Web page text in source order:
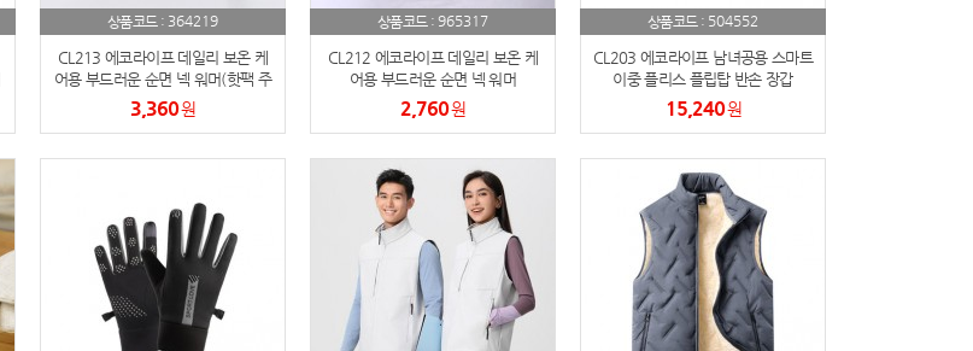
상품코드 : 364219
CL213 에코라이프 데일리 보온 케
어용 부드러운 순면 넥 워머(핫팩 주
머니 포함)
3,360원
상품코드 : 965317
CL212 에코라이프 데일리 보온 케
어용 부드러운 순면 넥 워머
2,760원
상품코드 : 504552
CL203 에코라이프 남녀공용 스마트
이중 플리스 플립탑 반손 장갑
15,240원